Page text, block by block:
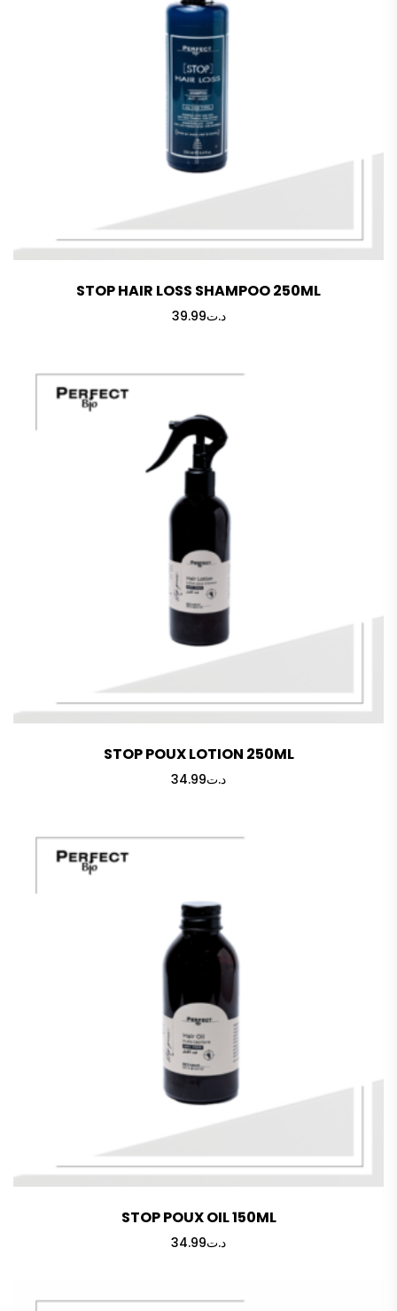
STOP HAIR LOSS SHAMPOO 250ML
د.ت39.99
STOP POUX LOTION 250ML
د.ت34.99
STOP POUX OIL 150ML
د.ت34.99